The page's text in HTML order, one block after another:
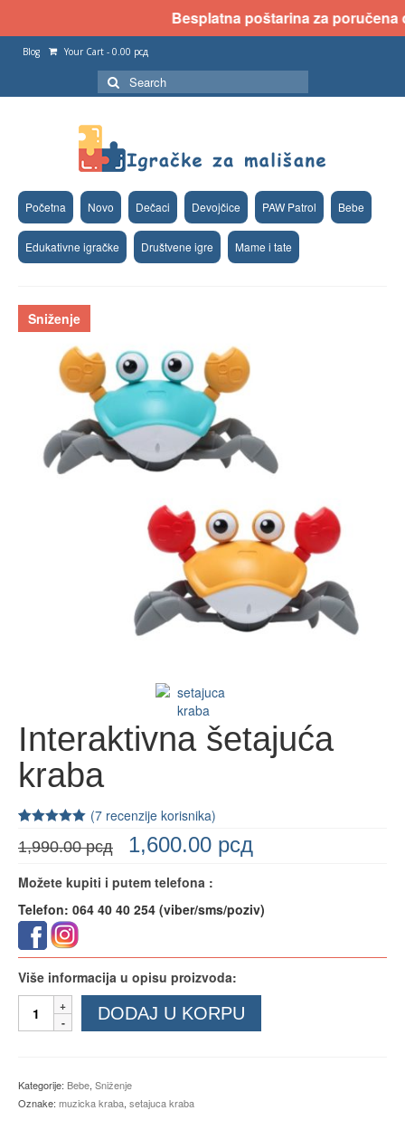
Besplatna poštarina za poručena
Blog Your Cart - 0.00 рсд
Search
for:
Početna Novo Dečaci Devojčice PAW Patrol Bebe
Edukativne igračke Društvene igre Mame i tate
Sniženje
Interaktivna šetajuća
kraba
5.00od 5 na
(7recenzije korisnika)
1,990.00рсд 1,600.00 рсд
Možete kupiti i putem telefona :
Telefon: 064 40 40 254 (viber/sms/poziv)
Više informacija u opisu proizvoda:
Interaktivna
šetajuća
DODAJ U KORPU
Kategorije: Bebe, Sniženje
Oznake: muzicka kraba, setajuca kraba